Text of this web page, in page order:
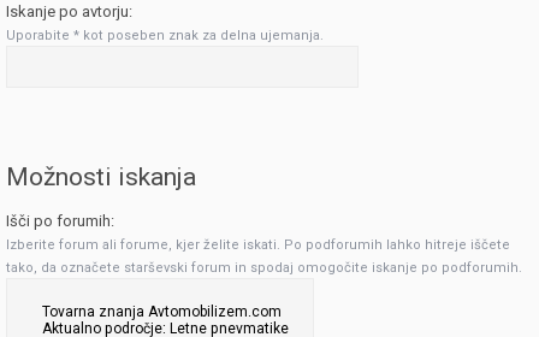
Iskanje po avtorju:
Uporabite * kot poseben znak za delna ujemanja.
Možnosti iskanja
Išči po forumih:
Izberite forum ali forume, kjer želite iskati. Po podforumih lahko hitreje iščete
tako, da označete starševski forum in spodaj omogočite iskanje po podforumih.